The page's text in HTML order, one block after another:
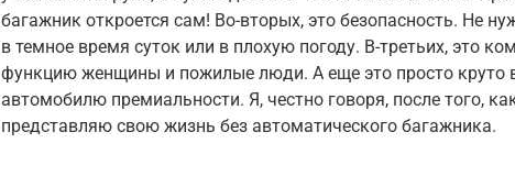
багажник откроется сам! Во-вторых, это безопасность. Не
в темное время суток или в плохую погоду. В-третьих, это
функцию женщины и пожилые люди. А еще это просто круто
автомобилю премиальности. Я, честно говоря, после того,
представляю свою жизнь без автоматического багажника.